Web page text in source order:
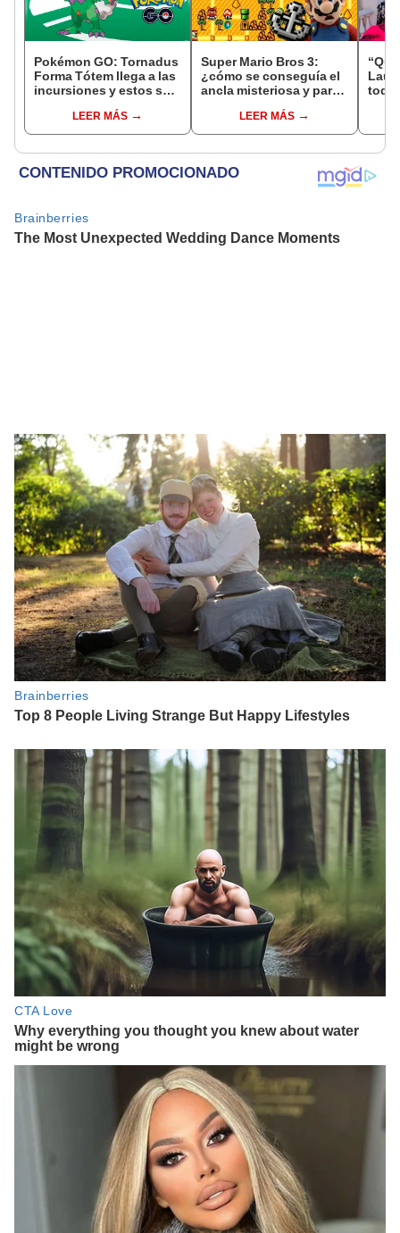
Pokémon GO: Tornadus
Forma Tótem llega a las
incursiones y estos son
LEER MÁS
Super Mario Bros 3:
¿cómo se conseguía el
ancla misteriosa y para
LEER MÁS